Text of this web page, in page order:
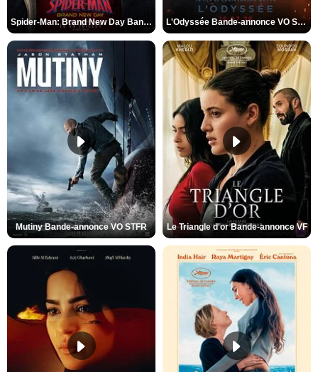
Spider-Man: Brand New Day Bande-annonce VO STFR L'Odyssée Bande-annonce VO STFR
Mutiny Bande-annonce VO STFR Le Triangle d'or Bande-annonce VF